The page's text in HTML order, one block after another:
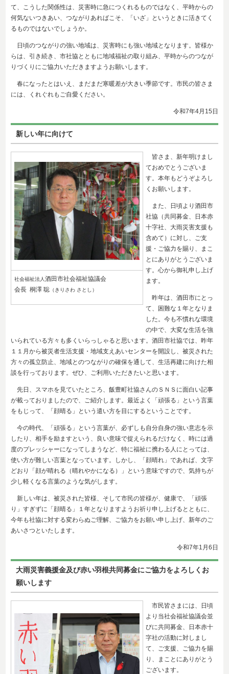
て、こうした関係性は、災害時に急につくれるものではなく、平時からの
何気ないつきあい、つながりあればこそ、「いざ」というときに活きてく
るものではないでしょうか。
日頃のつながりの強い地域は、災害時にも強い地域となります。皆様か
らは、引き続き、市社協とともに地域福祉の取り組み、平時からのつなが
りづくりにご協力いただきますようお願いします。
春になったとはいえ、まだまだ寒暖差が大きい季節です。市民の皆さま
には、くれぐれもご自愛ください。
令和7年4月15日
新しい年に向けて
社会福祉法人酒田市社会福祉協議会
会長 桐澤 聡 （きりさわ さとし）
皆さま、新年明けまし
ておめでとうございま
す。本年もどうぞよろし
くお願いします。
また、日頃より酒田市
社協（共同募金、日本赤
十字社、大雨災害支援も
含めて）に対し、ご支
援・ご協力を賜り、まこ
とにありがとうございま
す。心から御礼申し上げ
ます。
昨年は、酒田市にとっ
て、困難な１年となりま
した。今も不慣れな環境
の中で、大変な生活を強
いられている方々も多くいらっしゃると思います。酒田市社協では、昨年
１１月から被災者生活支援・地域支えあいセンターを開設し、被災された
方々の孤立防止、地域とのつながりの確保を通して、生活再建に向けた相
談を行っております。ぜひ、ご利用いただきたいと思います。
先日、スマホを見ていたところ、飯豊町社協さんのＳＮＳに面白い記事
が載っておりましたので、ご紹介します。最近よく「頑張る」という言葉
をもじって、「顔晴る」という遣い方を目にするということです。
今の時代、「頑張る」という言葉が、必ずしも自分自身の強い意志を示
したり、相手を励ますという、良い意味で捉えられるだけなく、時には過
度のプレッシャーになってしまうなど、特に福祉に携わる人にとっては、
使い方が難しい言葉となっています。しかし、「顔晴れ」であれば、文字
どおり「顔が晴れる（晴れやかになる）」という意味ですので、気持ちが
少し軽くなる言葉のような気がします。
新しい年は、被災された皆様、そして市民の皆様が、健康で、「頑張
り」すぎずに「顔晴る」１年となりますようお祈り申し上げるとともに、
今年も社協に対する変わらぬご理解、ご協力をお願い申し上げ、新年のご
あいさつといたします。
令和7年1 月6日
大雨災害義援金及び赤い羽根共同募金にご協力をよろしくお
願いします
市民皆さまには、日頃
より当社会福祉協議会並
びに共同募金、日本赤十
字社の活動に対しまし
て、ご支援、ご協力を賜
り、まことにありがとう
ございます。